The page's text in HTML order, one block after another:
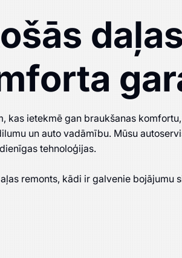
kas ietekmē gan braukšanas
un auto vadāmību. Mūsu
tehnoloģijas.
remonts, kādi ir galvenie